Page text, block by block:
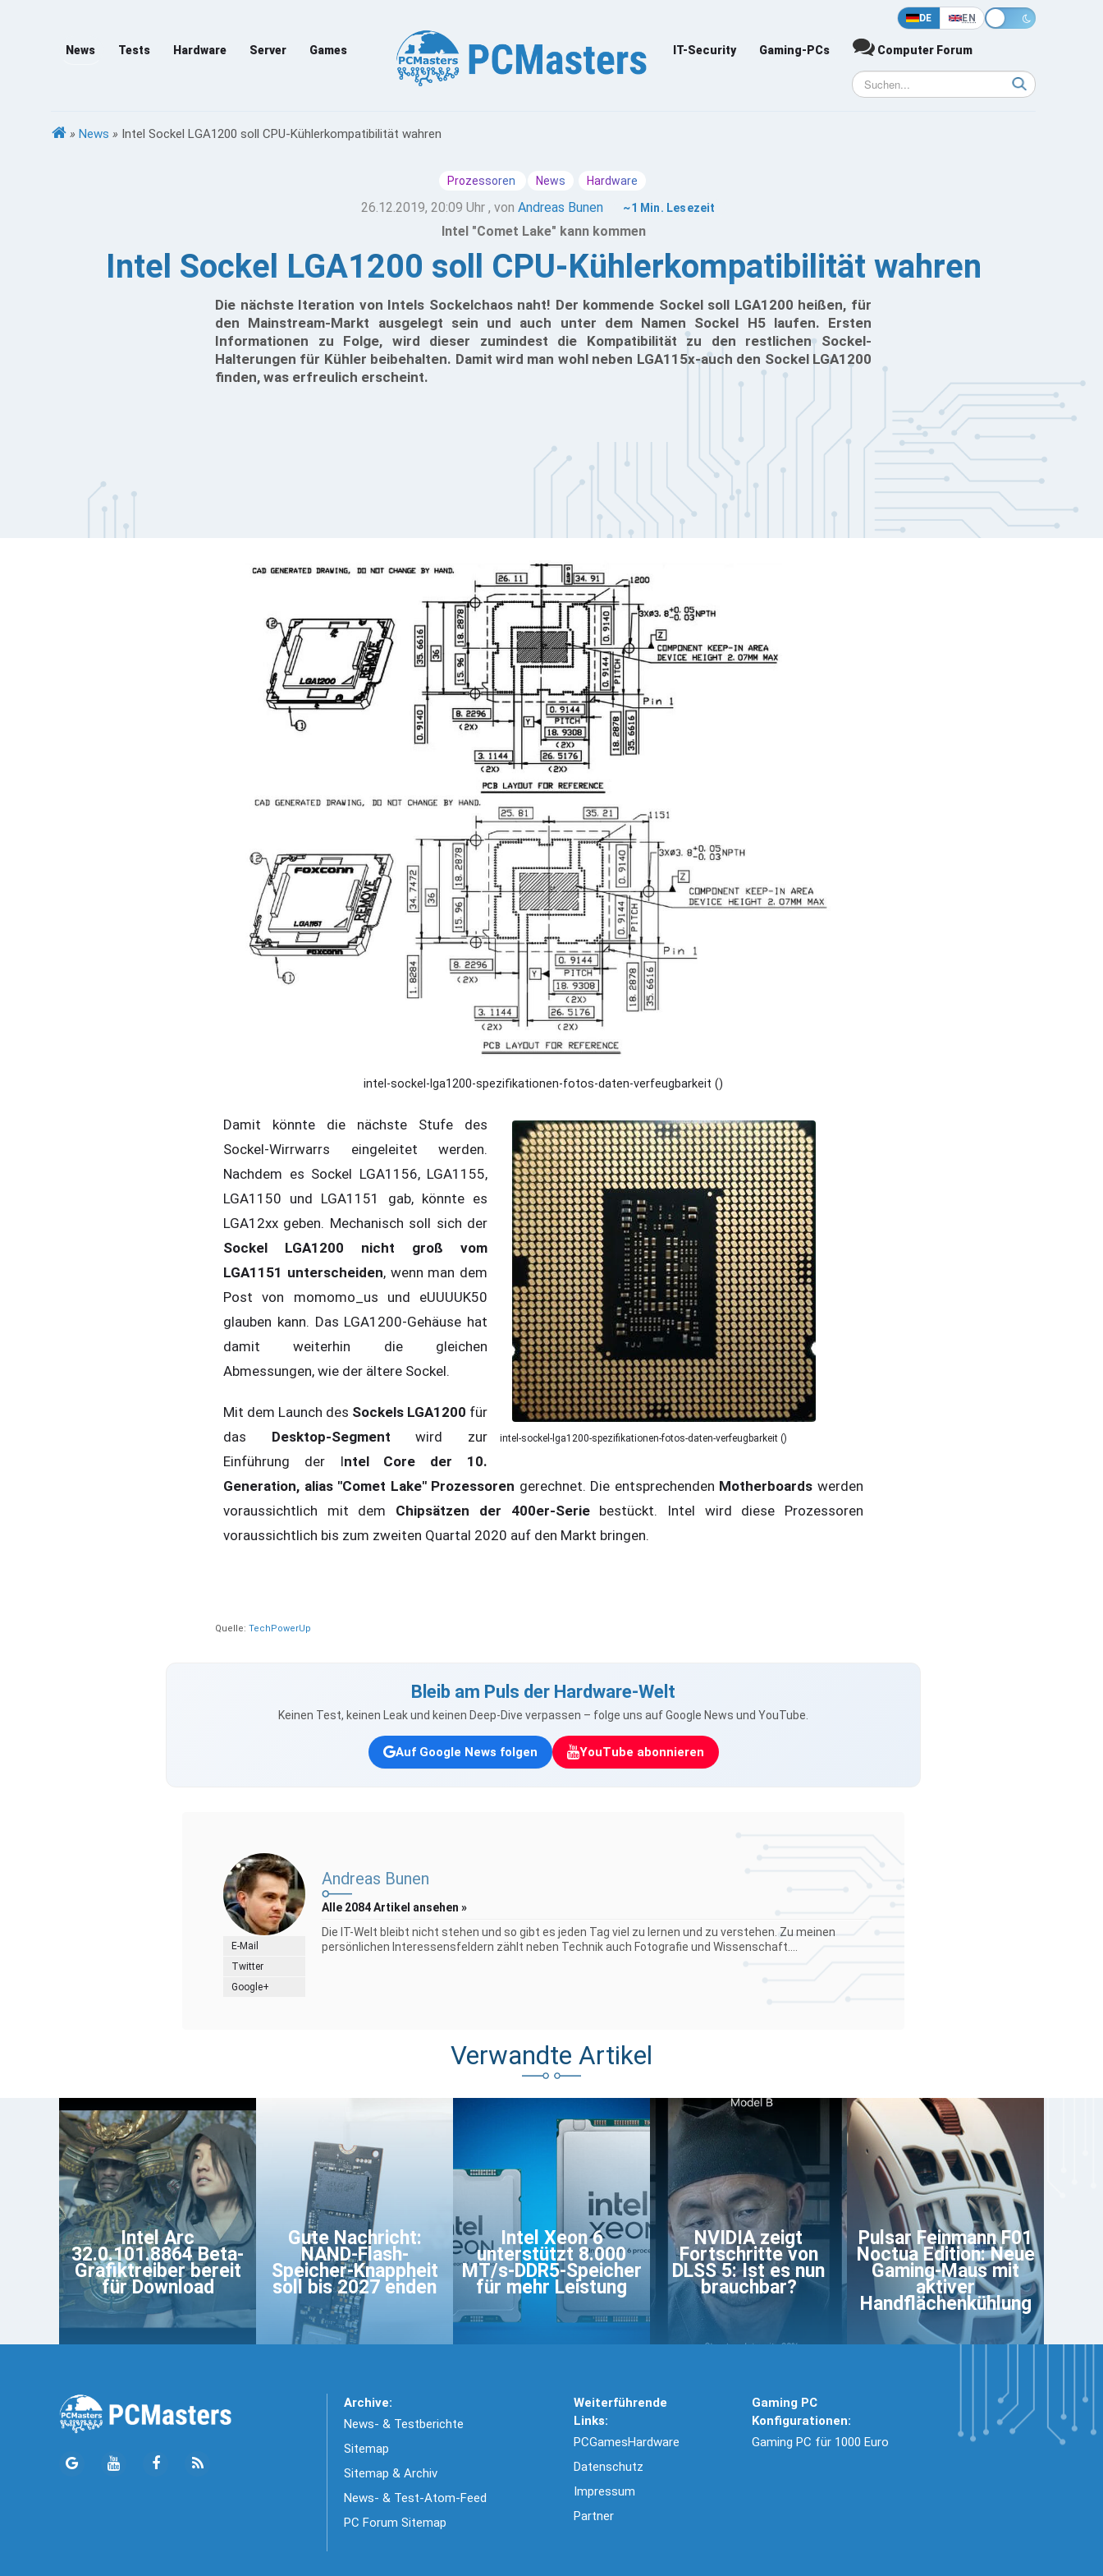
DE EN
News Tests Hardware Server Games IT-Security Gaming-PCs Computer Forum
» News » Intel Sockel LGA1200 soll CPU-Kühlerkompatibilität wahren
Prozessoren News Hardware
26.12.2019, 20:09 Uhr , vonAndreas Bunen ~1 Min. Lesezeit
Intel "Comet Lake" kann kommen
Intel Sockel LGA1200 soll CPU-Kühlerkompatibilität wahren
Die nächste Iteration von Intels Sockelchaos naht! Der kommende Sockel soll LGA1200 heißen, für
den Mainstream-Markt ausgelegt sein und auch unter dem Namen Sockel H5 laufen. Ersten
Informationen zu Folge, wird dieser zumindest die Kompatibilität zu den restlichen Sockel-
Halterungen für Kühler beibehalten. Damit wird man wohl neben LGA115x-auch den Sockel LGA1200
finden, was erfreulich erscheint.
intel-sockel-lga1200-spezifikationen-fotos-daten-verfeugbarkeit ()
intel-sockel-lga1200-spezifikationen-fotos-daten-verfeugbarkeit ()
Damit könnte die nächste Stufe des
Sockel-Wirrwarrs eingeleitet werden.
Nachdem es Sockel LGA1156, LGA1155,
LGA1150 und LGA1151 gab, könnte es
LGA12xx geben. Mechanisch soll sich der
Sockel LGA1200 nicht groß vom
LGA1151 unterscheiden, wenn man dem
Post von momomo_us und eUUUUK50
glauben kann. Das LGA1200-Gehäuse hat
damit weiterhin die gleichen
Abmessungen, wie der ältere Sockel.
Mit dem Launch des Sockels LGA1200 für
das Desktop-Segment wird zur
Einführung der Intel Core der 10.
Generation, alias "Comet Lake" Prozessoren gerechnet. Die entsprechenden Motherboards werden
voraussichtlich mit dem Chipsätzen der 400er-Seriebestückt. Intel wird diese Prozessoren
voraussichtlich bis zum zweiten Quartal 2020 auf den Markt bringen.
Quelle: TechPowerUp
Bleib am Puls der Hardware-Welt
Keinen Test, keinen Leak und keinen Deep-Dive verpassen – folge uns auf Google News und YouTube.
Auf Google News folgen YouTube abonnieren
E-Mail
Twitter
Google+
Andreas Bunen
Alle 2084 Artikel ansehen »
Die IT-Welt bleibt nicht stehen und so gibt es jeden Tag viel zu lernen und zu verstehen. Zu meinen
persönlichen Interessensfeldern zählt neben Technik auch Fotografie und Wissenschaft....
Verwandte Artikel
Intel Arc
32.0.101.8864 Beta-
Grafiktreiber bereit
für Download
Gute Nachricht:
NAND-Flash-
Speicher-Knappheit
soll bis 2027 enden
Intel Xeon 6
unterstützt 8.000
MT/s-DDR5-Speicher
für mehr Leistung
NVIDIA zeigt
Fortschritte von
DLSS 5: Ist es nun
brauchbar?
Pulsar Feinmann F01
Noctua Edition: Neue
Gaming-Maus mit
aktiver
Handflächenkühlung
Archive:
News- & Testberichte
Sitemap
Sitemap & Archiv
News- & Test-Atom-Feed
PC Forum Sitemap
Weiterführende
Links:
PCGamesHardware
Datenschutz
Impressum
Partner
Gaming PC
Konfigurationen:
Gaming PC für 1000 Euro